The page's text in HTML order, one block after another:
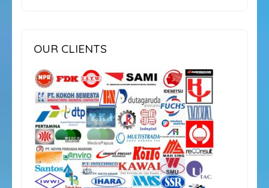
OUR CLIENTS